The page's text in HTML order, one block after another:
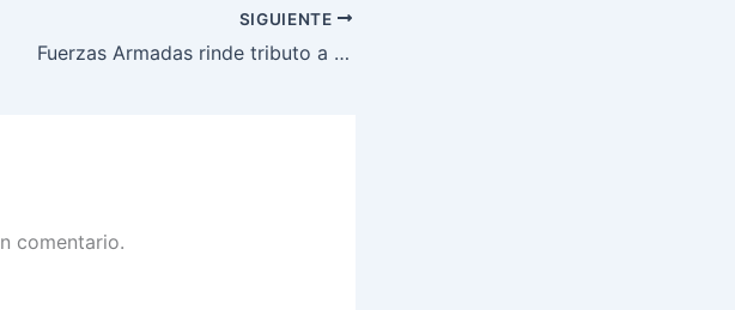
SIGUIENTE
Fuerzas Armadas rinde tributo a la Virgen, Santa María de Suyapa
comentario.